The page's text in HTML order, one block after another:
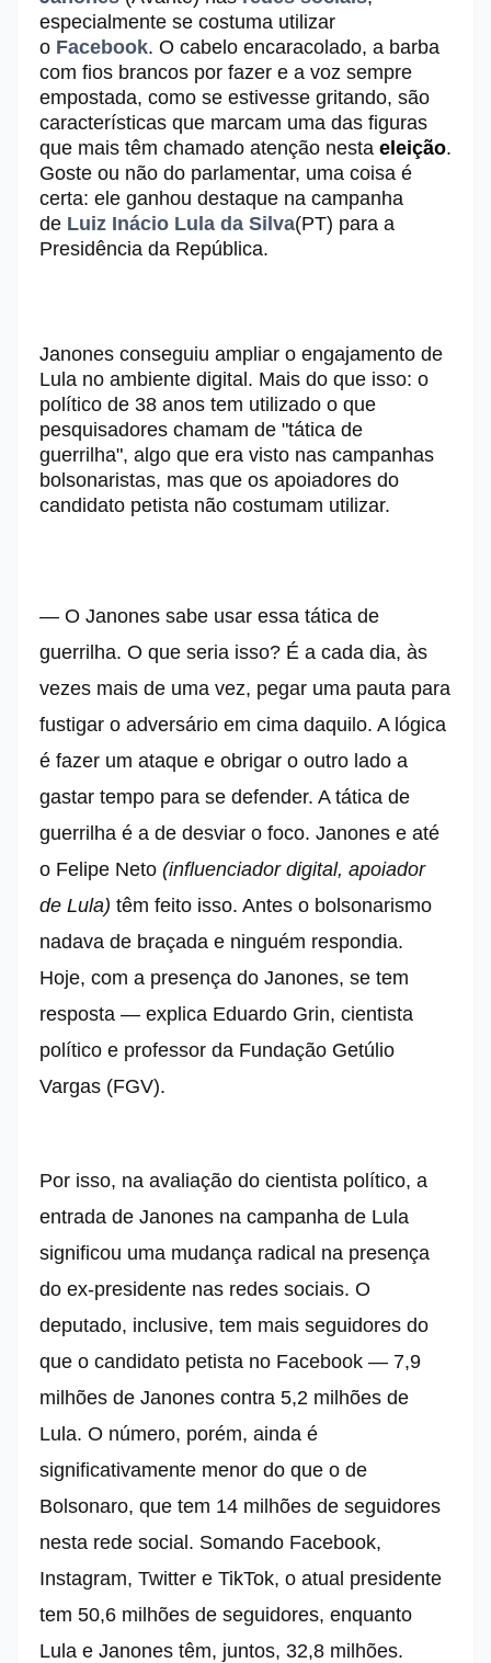
especialmente se costuma utilizar
o Facebook. O cabelo encaracolado, a barba
com fios brancos por fazer e a voz sempre
empostada, como se estivesse gritando, são
características que marcam uma das figuras
que mais têm chamado atenção nesta eleição.
Goste ou não do parlamentar, uma coisa é
certa: ele ganhou destaque na campanha
de Luiz Inácio Lula da Silva(PT) para a
Presidência da República.
Janones conseguiu ampliar o engajamento de
Lula no ambiente digital. Mais do que isso: o
político de 38 anos tem utilizado o que
pesquisadores chamam de "tática de
guerrilha", algo que era visto nas campanhas
bolsonaristas, mas que os apoiadores do
candidato petista não costumam utilizar.
— O Janones sabe usar essa tática de
guerrilha. O que seria isso? É a cada dia, às
vezes mais de uma vez, pegar uma pauta para
fustigar o adversário em cima daquilo. A lógica
é fazer um ataque e obrigar o outro lado a
gastar tempo para se defender. A tática de
guerrilha é a de desviar o foco. Janones e até
o Felipe Neto (influenciador digital, apoiador
de Lula) têm feito isso. Antes o bolsonarismo
nadava de braçada e ninguém respondia.
Hoje, com a presença do Janones, se tem
resposta — explica Eduardo Grin, cientista
político e professor da Fundação Getúlio
Vargas (FGV).
Por isso, na avaliação do cientista político, a
entrada de Janones na campanha de Lula
significou uma mudança radical na presença
do ex-presidente nas redes sociais. O
deputado, inclusive, tem mais seguidores do
que o candidato petista no Facebook — 7,9
milhões de Janones contra 5,2 milhões de
Lula. O número, porém, ainda é
significativamente menor do que o de
Bolsonaro, que tem 14 milhões de seguidores
nesta rede social. Somando Facebook,
Instagram, Twitter e TikTok, o atual presidente
tem 50,6 milhões de seguidores, enquanto
Lula e Janones têm, juntos, 32,8 milhões.